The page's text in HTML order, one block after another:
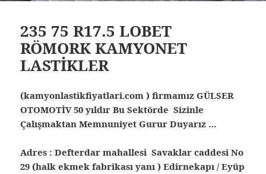
235 75 R17.5 LOBET
RÖMORK KAMYONET
LASTİKLER
(kamyonlastikfiyatlari.com ) firmamız GÜLSER
OTOMOTİV 50 yıldır Bu Sektörde Sizinle
Çalışmaktan Memnuniyet Gurur Duyarız …
Adres : Defterdar mahallesi Savaklar caddesi No
29 (halk ekmek fabrikası yanı ) Edirnekapı / Eyüp